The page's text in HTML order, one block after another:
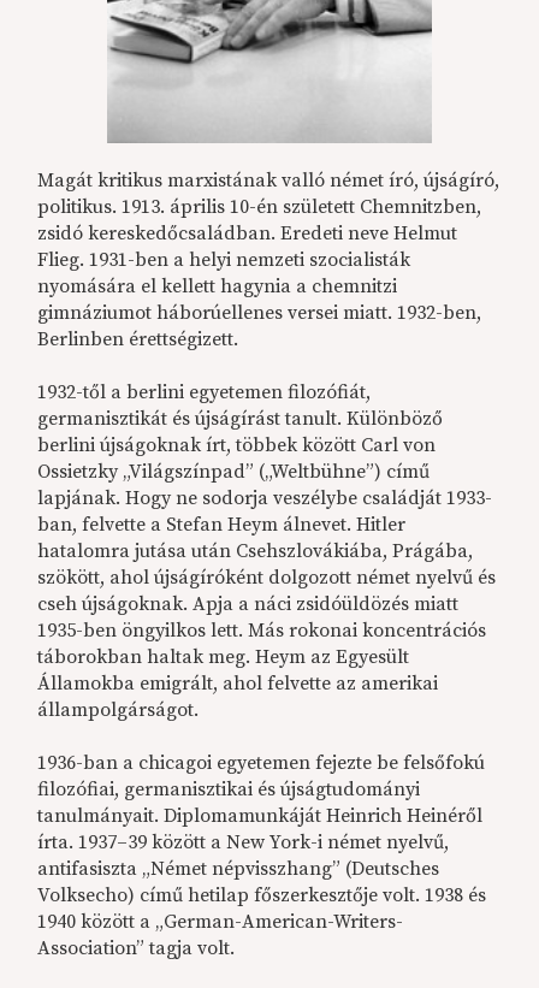
Magát kritikus marxistának valló német író, újságíró,
politikus. 1913. április 10-én született Chemnitzben,
zsidó kereskedőcsaládban. Eredeti neve Helmut
Flieg. 1931-ben a helyi nemzeti szocialisták
nyomására el kellett hagynia a chemnitzi
gimnáziumot háborúellenes versei miatt. 1932-ben,
Berlinben érettségizett.
1932-től a berlini egyetemen filozófiát,
germanisztikát és újságírást tanult. Különböző
berlini újságoknak írt, többek között Carl von
Ossietzky „Világszínpad” („Weltbühne”) című
lapjának. Hogy ne sodorja veszélybe családját 1933-
ban, felvette a Stefan Heym álnevet. Hitler
hatalomra jutása után Csehszlovákiába, Prágába,
szökött, ahol újságíróként dolgozott német nyelvű és
cseh újságoknak. Apja a náci zsidóüldözés miatt
1935-ben öngyilkos lett. Más rokonai koncentrációs
táborokban haltak meg. Heym az Egyesült
Államokba emigrált, ahol felvette az amerikai
állampolgárságot.
1936-ban a chicagoi egyetemen fejezte be felsőfokú
filozófiai, germanisztikai és újságtudományi
tanulmányait. Diplomamunkáját Heinrich Heinéről
írta. 1937–39 között a New York-i német nyelvű,
antifasiszta „Német népvisszhang” (Deutsches
Volksecho) című hetilap főszerkesztője volt. 1938 és
1940 között a „German-American-Writers-
Association” tagja volt.